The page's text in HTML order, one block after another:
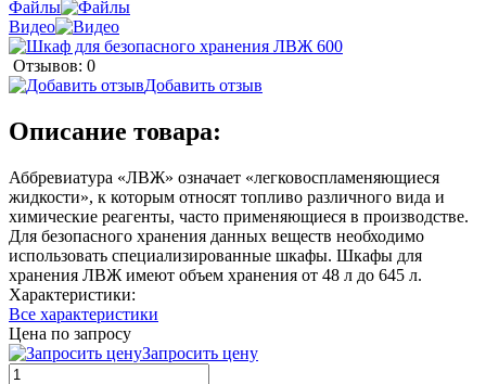
Файлы
Видео
Отзывов: 0
Добавить отзыв
Описание товара:
Аббревиатура «ЛВЖ» означает «легковоспламеняющиеся
жидкости», к которым относят топливо различного вида и
химические реагенты, часто применяющиеся в производстве.
Для безопасного хранения данных веществ необходимо
использовать специализированные шкафы. Шкафы для
хранения ЛВЖ имеют объем хранения от 48 л до 645 л.
Характеристики:
Все характеристики
Цена по запросу
Запросить цену